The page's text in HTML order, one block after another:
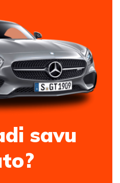
savu